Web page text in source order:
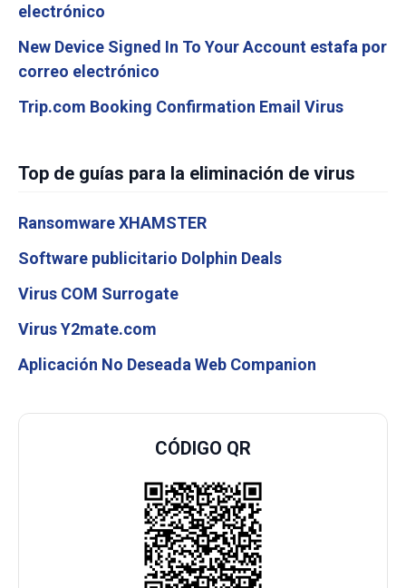
electrónico
New Device Signed In To Your Account estafa por
correo electrónico
Trip.com Booking Confirmation Email Virus
Top de guías para la eliminación de virus
Ransomware XHAMSTER
Software publicitario Dolphin Deals
Virus COM Surrogate
Virus Y2mate.com
Aplicación No Deseada Web Companion
CÓDIGO QR